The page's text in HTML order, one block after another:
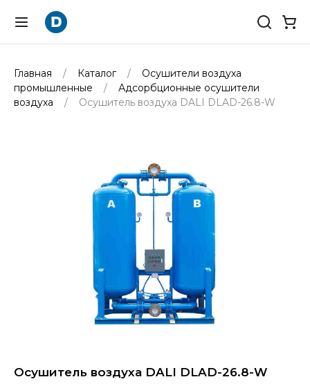
Главная Каталог
Осушители воздуха
промышленные
Адсорбционные осушители
воздуха
Осушитель воздуха DALI DLAD-26.8-W
Осушитель воздуха DALI DLAD-26.8-W